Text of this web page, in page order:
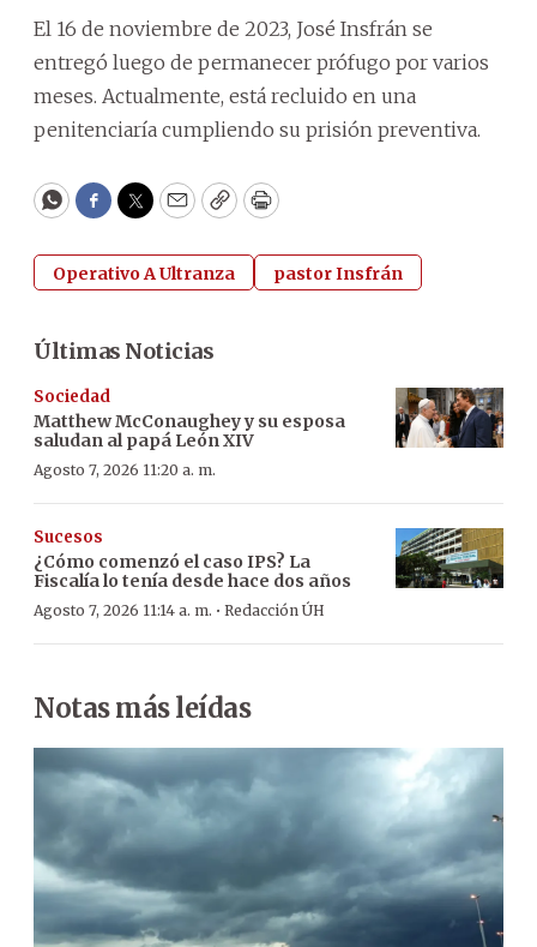
El 16 de noviembre de 2023, José Insfrán se
entregó luego de permanecer prófugo por varios
meses. Actualmente, está recluido en una
penitenciaría cumpliendo su prisión preventiva.
WhatsApp
Facebook
Twitter
EmailCopyPrint
Operativo A Ultranza pastor Insfrán
Últimas Noticias
Sociedad
Matthew McConaughey y su esposa
saludan al papá León XIV
Agosto 7, 2026 11:20 a. m.
Sucesos
¿Cómo comenzó el caso IPS? La
Fiscalía lo tenía desde hace dos años
Agosto 7, 2026 11:14 a. m. · Redacción ÚH
Notas más leídas